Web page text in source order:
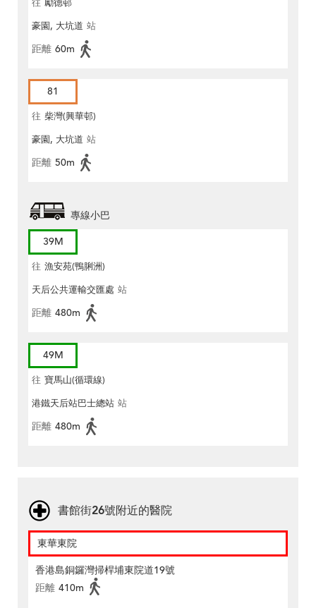
往 勵德邨
豪園, 大坑道 站
距離 60m
81
往 柴灣(興華邨)
豪園, 大坑道 站
距離 50m
專線小巴
39M
往 漁安苑(鴨脷洲)
天后公共運輸交匯處 站
距離 480m
49M
往 寶馬山(循環線)
港鐵天后站巴士總站 站
距離 480m
書館街26號附近的醫院
東華東院
香港島銅鑼灣掃桿埔東院道19號
距離 410m